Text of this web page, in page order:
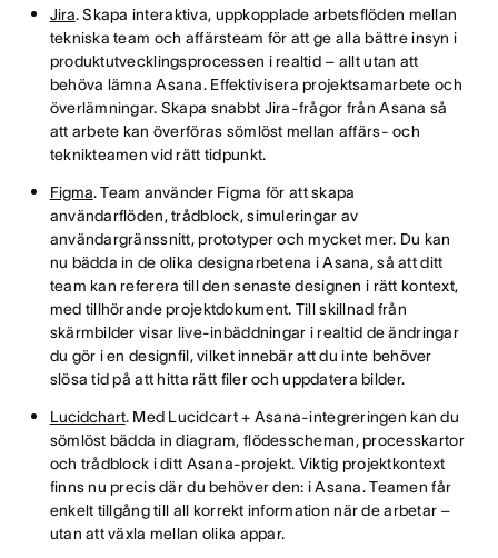
Jira. Skapa interaktiva, uppkopplade arbetsflöden mellan
tekniska team och affärsteam för att ge alla bättre insyn i
produktutvecklingsprocessen i realtid – allt utan att
behöva lämna Asana. Effektivisera projektsamarbete och
överlämningar. Skapa snabbt Jira-frågor från Asana så
att arbete kan överföras sömlöst mellan affärs- och
teknikteamen vid rätt tidpunkt.
Figma. Team använder Figma för att skapa
användarflöden, trådblock, simuleringar av
användargränssnitt, prototyper och mycket mer. Du kan
nu bädda in de olika designarbetena i Asana, så att ditt
team kan referera till den senaste designen i rätt kontext,
med tillhörande projektdokument. Till skillnad från
skärmbilder visar live-inbäddningar i realtid de ändringar
du gör i en designfil, vilket innebär att du inte behöver
slösa tid på att hitta rätt filer och uppdatera bilder.
Lucidchart. Med Lucidcart + Asana-integreringen kan du
sömlöst bädda in diagram, flödesscheman, processkartor
och trådblock i ditt Asana-projekt. Viktig projektkontext
finns nu precis där du behöver den: i Asana. Teamen får
enkelt tillgång till all korrekt information när de arbetar –
utan att växla mellan olika appar.